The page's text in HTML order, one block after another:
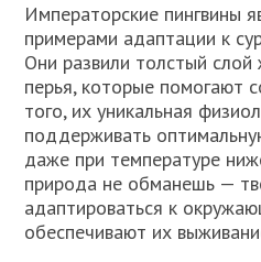
Императорские пингвины
примерами адаптации к
Они развили толстый
перья, которые помогают
того, их уникальная
поддерживать
даже при температуре
природа не обманешь —
адаптироваться к
обеспечивают их